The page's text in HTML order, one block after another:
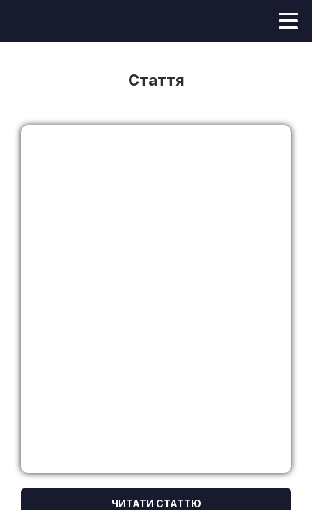
Стаття
ЧИТАТИ СТАТТЮ